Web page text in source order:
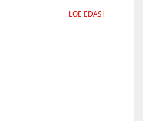
LOE EDASI